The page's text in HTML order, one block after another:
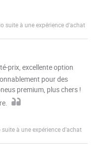
suite à une expérience d'achat
prix, excellente option
pour des
premium, plus chers !
à une expérience d'achat